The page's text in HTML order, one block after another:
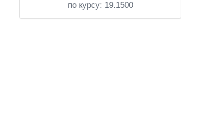
по курсу: 19.1500